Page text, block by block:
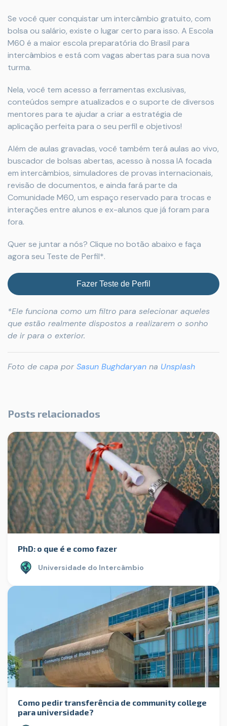
Se você quer conquistar um intercâmbio gratuito, com
bolsa ou salário, existe o lugar certo para isso. A Escola
M60 é a maior escola preparatória do Brasil para
intercâmbios e está com vagas abertas para sua nova
turma.
Nela, você tem acesso a ferramentas exclusivas,
conteúdos sempre atualizados e o suporte de diversos
mentores para te ajudar a criar a estratégia de
aplicação perfeita para o seu perfil e objetivos!
Além de aulas gravadas, você também terá aulas ao vivo,
buscador de bolsas abertas, acesso à nossa IA focada
em intercâmbios, simuladores de provas internacionais,
revisão de documentos, e ainda fará parte da
Comunidade M60, um espaço reservado para trocas e
interações entre alunos e ex-alunos que já foram para
fora.
Quer se juntar a nós? Clique no botão abaixo e faça
agora seu Teste de Perfil*.
Fazer Teste de Perfil
*Ele funciona como um filtro para selecionar aqueles
que estão realmente dispostos a realizarem o sonho
de ir para o exterior.
Foto de capa por Sasun Bughdaryan na Unsplash
Posts relacionados
PhD: o que é e como fazer
Universidade do Intercâmbio
Como pedir transferência de community college
para universidade?